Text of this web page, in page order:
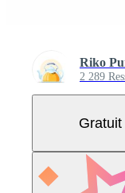
Riko
2 289